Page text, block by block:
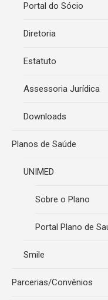
Portal do Sócio
Diretoria
Estatuto
Assessoria Jurídica
Downloads
Planos de Saúde
UNIMED
Sobre o Plano
Portal Plano de
Smile
Parcerias/Convênios